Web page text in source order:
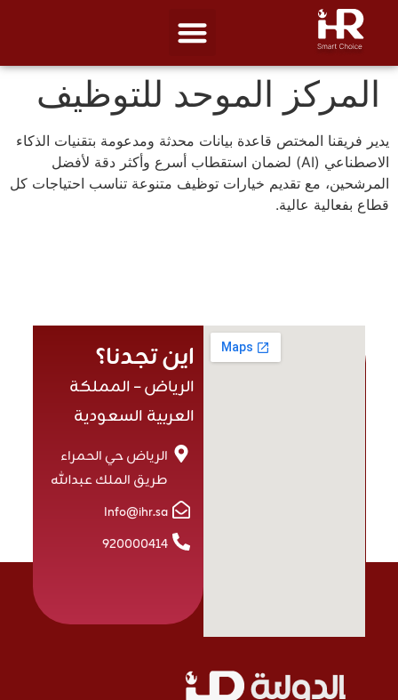
المركز الموحد للتوظيف
يدير فريقنا المختص قاعدة بيانات محدثة ومدعومة بتقنيات الذكاء
الاصطناعي (AI) لضمان استقطاب أسرع وأكثر دقة لأفضل
المرشحين، مع تقديم خيارات توظيف متنوعة تناسب احتياجات كل
قطاع بفعالية عالية.
اين تجدنا؟
الرياض – المملكة
العربية السعودية
الرياض حي الحمراء
طريق الملك عبدالله
Info@ihr.sa
920000414